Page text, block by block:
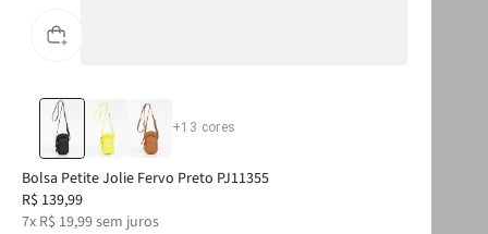
+13 cores
Bolsa Petite Jolie Fervo Preto PJ11355
R$ 139,99
7x R$ 19,99sem juros